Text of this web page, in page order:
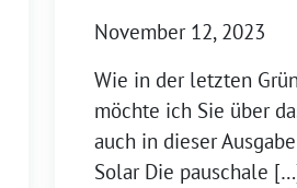
November 12, 2023
Wie in der letzten
möchte ich Sie über
auch in dieser
Solar Die pauschale